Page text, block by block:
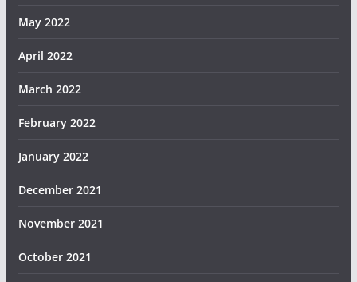
May 2022
April 2022
March 2022
February 2022
January 2022
December 2021
November 2021
October 2021